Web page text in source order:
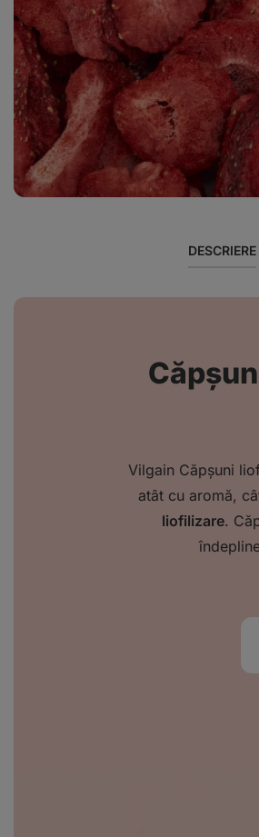
Afișează
fotografia
5
în
galerie
DESCRIERE
Vilgain Căpșuni
atât cu aromă,
liofilizare.